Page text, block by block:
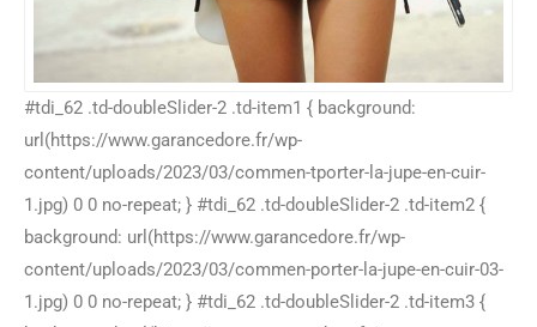
#tdi_62 .td-doubleSlider-2 .td-item1 { background:
url(https://www.garancedore.fr/wp-
content/uploads/2023/03/commen-tporter-la-jupe-en-cuir-
1.jpg) 0 0 no-repeat; } #tdi_62 .td-doubleSlider-2 .td-item2 {
background: url(https://www.garancedore.fr/wp-
content/uploads/2023/03/commen-porter-la-jupe-en-cuir-03-
1.jpg) 0 0 no-repeat; } #tdi_62 .td-doubleSlider-2 .td-item3 {